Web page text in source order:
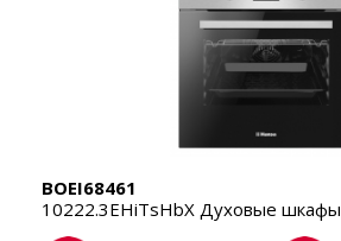
BOEI68461
10222.3EHiTsHbX Духовые шкафы